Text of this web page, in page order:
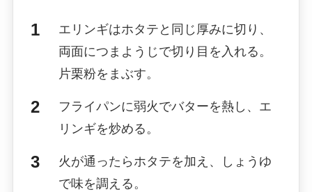
エリンギはホタテと同じ厚みに切り、
両面につまようじで切り目を入れる。
片栗粉をまぶす。
フライパンに弱火でバターを熱し、エ
リンギを炒める。
火が通ったらホタテを加え、しょうゆ
で味を調える。